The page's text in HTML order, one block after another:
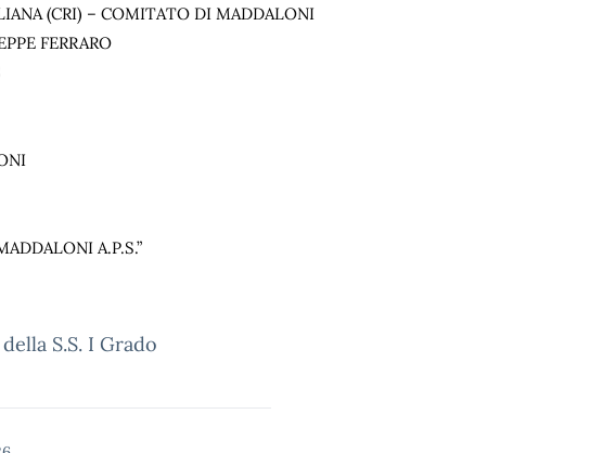
(CRI) – COMITATO DI MADDALONI
FERRARO
A.P.S.”
S.S. I Grado